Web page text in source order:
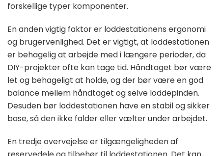
forskellige typer komponenter.
En anden vigtig faktor er loddestationens ergonomi
og brugervenlighed. Det er vigtigt, at loddestationen
er behagelig at arbejde med i længere perioder, da
DIY-projekter ofte kan tage tid. Håndtaget bør være
let og behageligt at holde, og der bør være en god
balance mellem håndtaget og selve loddepinden.
Desuden bør loddestationen have en stabil og sikker
base, så den ikke falder eller vælter under arbejdet.
En tredje overvejelse er tilgængeligheden af